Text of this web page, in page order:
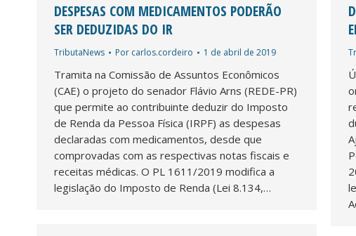
DESPESAS COM MEDICAMENTOS PODERÃO
SER DEDUZIDAS DO IR
TributaNews Por carlos.cordeiro 1 de abril de 2019
Tramita na Comissão de Assuntos Econômicos
(CAE) o projeto do senador Flávio Arns (REDE-PR)
que permite ao contribuinte deduzir do Imposto
de Renda da Pessoa Física (IRPF) as despesas
declaradas com medicamentos, desde que
comprovadas com as respectivas notas fiscais e
receitas médicas. O PL 1611/2019 modifica a
legislação do Imposto de Renda (Lei 8.134,…